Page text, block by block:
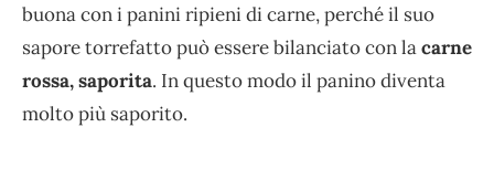
buona con i panini ripieni di carne, perché il suo
sapore torrefatto può essere bilanciato con lacarne
rossa, saporita. In questo modo il panino diventa
molto più saporito.